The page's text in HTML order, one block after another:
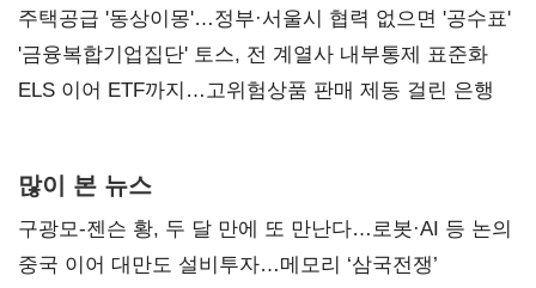
진실 밝혀야"
주택공급 '동상이몽'…정부·서울시 협력 없으면 '공수표'
'금융복합기업집단' 토스, 전 계열사 내부통제 표준화
ELS 이어 ETF까지…고위험상품 판매 제동 걸린 은행
많이 본 뉴스
구광모-젠슨 황, 두 달 만에 또 만난다…로봇·AI 등 논의
중국 이어 대만도 설비투자…메모리 ‘삼국전쟁’